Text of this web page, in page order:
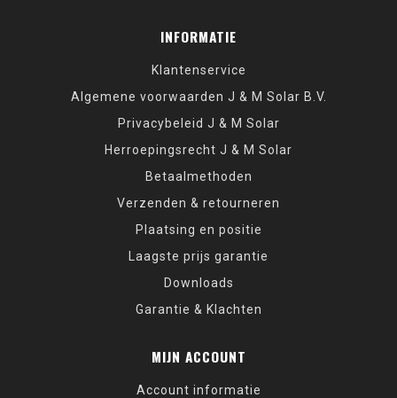
INFORMATIE
Klantenservice
Algemene voorwaarden J & M Solar B.V.
Privacybeleid J & M Solar
Herroepingsrecht J & M Solar
Betaalmethoden
Verzenden & retourneren
Plaatsing en positie
Laagste prijs garantie
Downloads
Garantie & Klachten
MIJN ACCOUNT
Account informatie